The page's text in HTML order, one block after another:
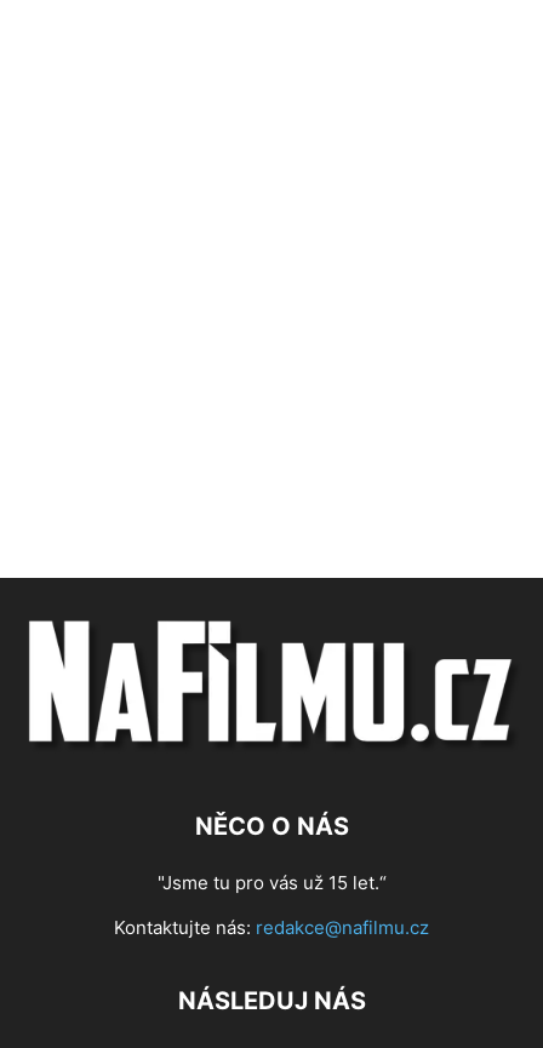
NĚCO O NÁS
"Jsme tu pro vás už 15 let.“
Kontaktujte nás: redakce@nafilmu.cz
NÁSLEDUJ NÁS